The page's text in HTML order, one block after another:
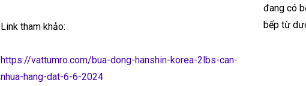
Link tham khảo:
https://vattumro.com/bua-dong-hanshin-korea-2lbs-can-
nhua-hang-dat-6-6-2024
đang có
bếp từ